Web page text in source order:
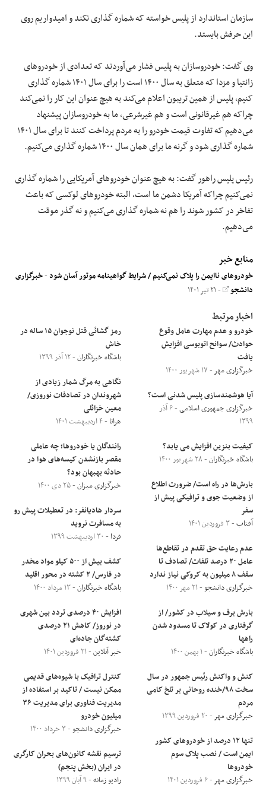
سازمان استاندارد از پلیس خواسته که شماره گذاری نکند و امیدواریم روی
این حرفش بایستد.
وی گفت: خودروسازان به پلیس فشار می‌آوردند که تعدادی از خودرو‌های
زانتیا و مزدا که متعلق به سال ۱۴۰۰ است را برای سال ۱۴۰۱ شماره گذاری
کنیم، پلیس از همین تریبون اعلام می‌کند به هیچ عنوان این کار را نمی‌کند
چراکه هم غیرقانونی است و هم غیرشرعی، ما به خودروسازان پیشنهاد
می‌دهیم که تفاوت قیمت خودرو را به مردم پرداخت کنند تا برای سال ۱۴۰۱
شماره گذاری شود و گرنه ما برای همان سال ۱۴۰۰ شماره گذاری می‌کنیم.
رئیس پلیس راهور گفت: به هیچ عنوان خودرو‌های آمریکایی را شماره گذاری
نمی‌کنیم چراکه آمریکا دشمن ما است، البته خودرو‌های لوکسی که باعث
تفاخر در کشور شوند را هم نه شماره گذاری می‌کنیم و نه گذر موقت
می‌دهیم.
منابع خبر
خودرو‌های ناایمن را پلاک نمی‌کنیم / شرایط گواهینامه موتور آسان شود-خبرگزاری
دانشجو - ۲۱ تیر ۱۴۰۱
اخبار مرتبط
خودرو و عدم مهارت عامل وقوع
حوادث/ سوانح اتوبوسی افزایش
یافت
خبرگزاری مهر- ۱۷ شهریور ۱۴۰۰
آیا هوشمندسازی پلیس شدنی است؟
خبرگزاری جمهوری اسلامی
- ۶ آذر
۱۳۹۹
کیفیت بنزین افزایش می یابد؟
باشگاه خبرنگاران- ۲۸ شهریور ۱۴۰۰
بارش‌ها در راه است/ ضرورت اطلاع
از وضعیت جوی و ترافیکی پیش از
سفر
آفتاب- ۳ فروردین ۱۴۰۱
عدم رعایت حق تقدم در تقاطع‌ها
عامل ۲۰ درصد تلفات/ تصادف تا
سقف ۸ میلیون به کروکی نیاز ندارد
خبرگزاری دانشجو- ۲۱ مهر ۱۴۰۰
بارش برف و سیلاب در کشور/ از
گرفتاری در کولاک تا مسدود شدن
راهها
باشگاه خبرنگاران- ۱ بهمن ۱۴۰۰
کنش و واکنش رئیس جمهور در سال
سخت ۹۸/خنده روحانی بر تلخ کامی
مردم
خبرگزاری مهر- ۲۰ فروردین ۱۳۹۹
تنها ۱۲ درصد از خودروهای کشور
ایمن است / نصب پلاک سوم
خودروها
خبرگزاری مهر- ۶ فروردین ۱۴۰۱
رمز گشائی قتل نوجوان ۱۵ ساله در
خاش
باشگاه خبرنگاران- ۱۲ آذر ۱۳۹۹
نگاهی به مرگ شمار زیادی از
شهروندان در تصادفات نوروزی/
معین خزائلی
هرانا - ۴ اردیبهشت ۱۴۰۱
رانندگان یا خودروها؛ چه عاملی
مقصر بازنشدن کیسه‌های هوا در
حادثه بهبهان بود؟
خبرگزاری میزان- ۲۵ دی ۱۴۰۰
سردار هادیانفر: در تعطیلات پیش رو
به مسافرت نروید
فردا - ۳۰ اردیبهشت ۱۳۹۹
کشف بیش از ۵۰۰ کیلو مواد مخدر
در فارس/ ۲ کشته در محور اقلید
باشگاه خبرنگاران- ۱۳ مرداد ۱۴۰۰
افزایش ۴۰ درصدی تردد بین شهری
در نوروز/ کاهش ۲۱ درصدی
کشته‌گان جاده‌ای
خبر آنلاین- ۲۱ فروردین ۱۴۰۱
کنترل ترافیک با شیوه‌های قدیمی
ممکن نیست / تاکید بر استفاده از
مدیریت فناوری برای مدیریت ۳۶
میلیون خودرو
خبرگزاری دانشجو- ۳ خرداد ۱۴۰۰
ترسیم نقشه کانون‌های بحران کارگری
در ایران (بخش پنجم)
رادیو زمانه- ۹ آبان ۱۳۹۹